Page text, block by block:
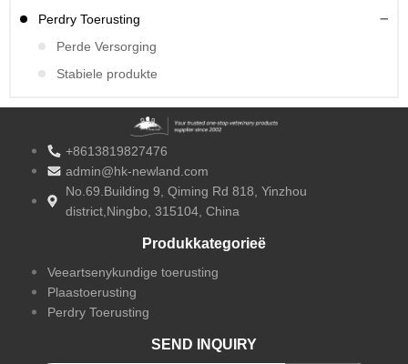
Perdry Toerusting
Perde Versorging
Stabiele produkte
+8613819827476
admin@hk-newland.com
No.69.Building 9, Qiming Rd 818, Yinzhou
district,Ningbo, 315104, China
Produkkategorieë
Veeartsenykundige toerusting
Plaastoerusting
Perdry Toerusting
SEND INQUIRY